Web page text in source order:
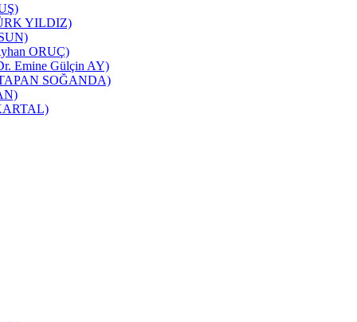
YILDIZ)
ORUÇ)
Emine Gülçin AY)
TAPAN SOĞANDA)